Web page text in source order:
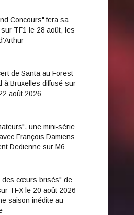
Concours" fera sa
TF1 le 28 août, les
de Santa au Forest
à Bruxelles diffusé sur
août 2026
une mini-série
François Damiens
Dedienne sur M6
des cœurs brisés" de
TFX le 20 août 2026
saison inédite au